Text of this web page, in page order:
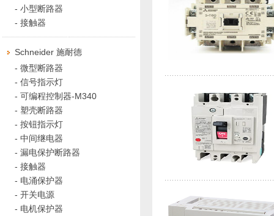
- 小型断路器
- 接触器
Schneider 施耐德
- 微型断路器
- 信号指示灯
- 可编程控制器-M340
- 塑壳断路器
- 按钮指示灯
- 中间继电器
- 漏电保护断路器
- 接触器
- 电涌保护器
- 开关电源
- 电机保护器